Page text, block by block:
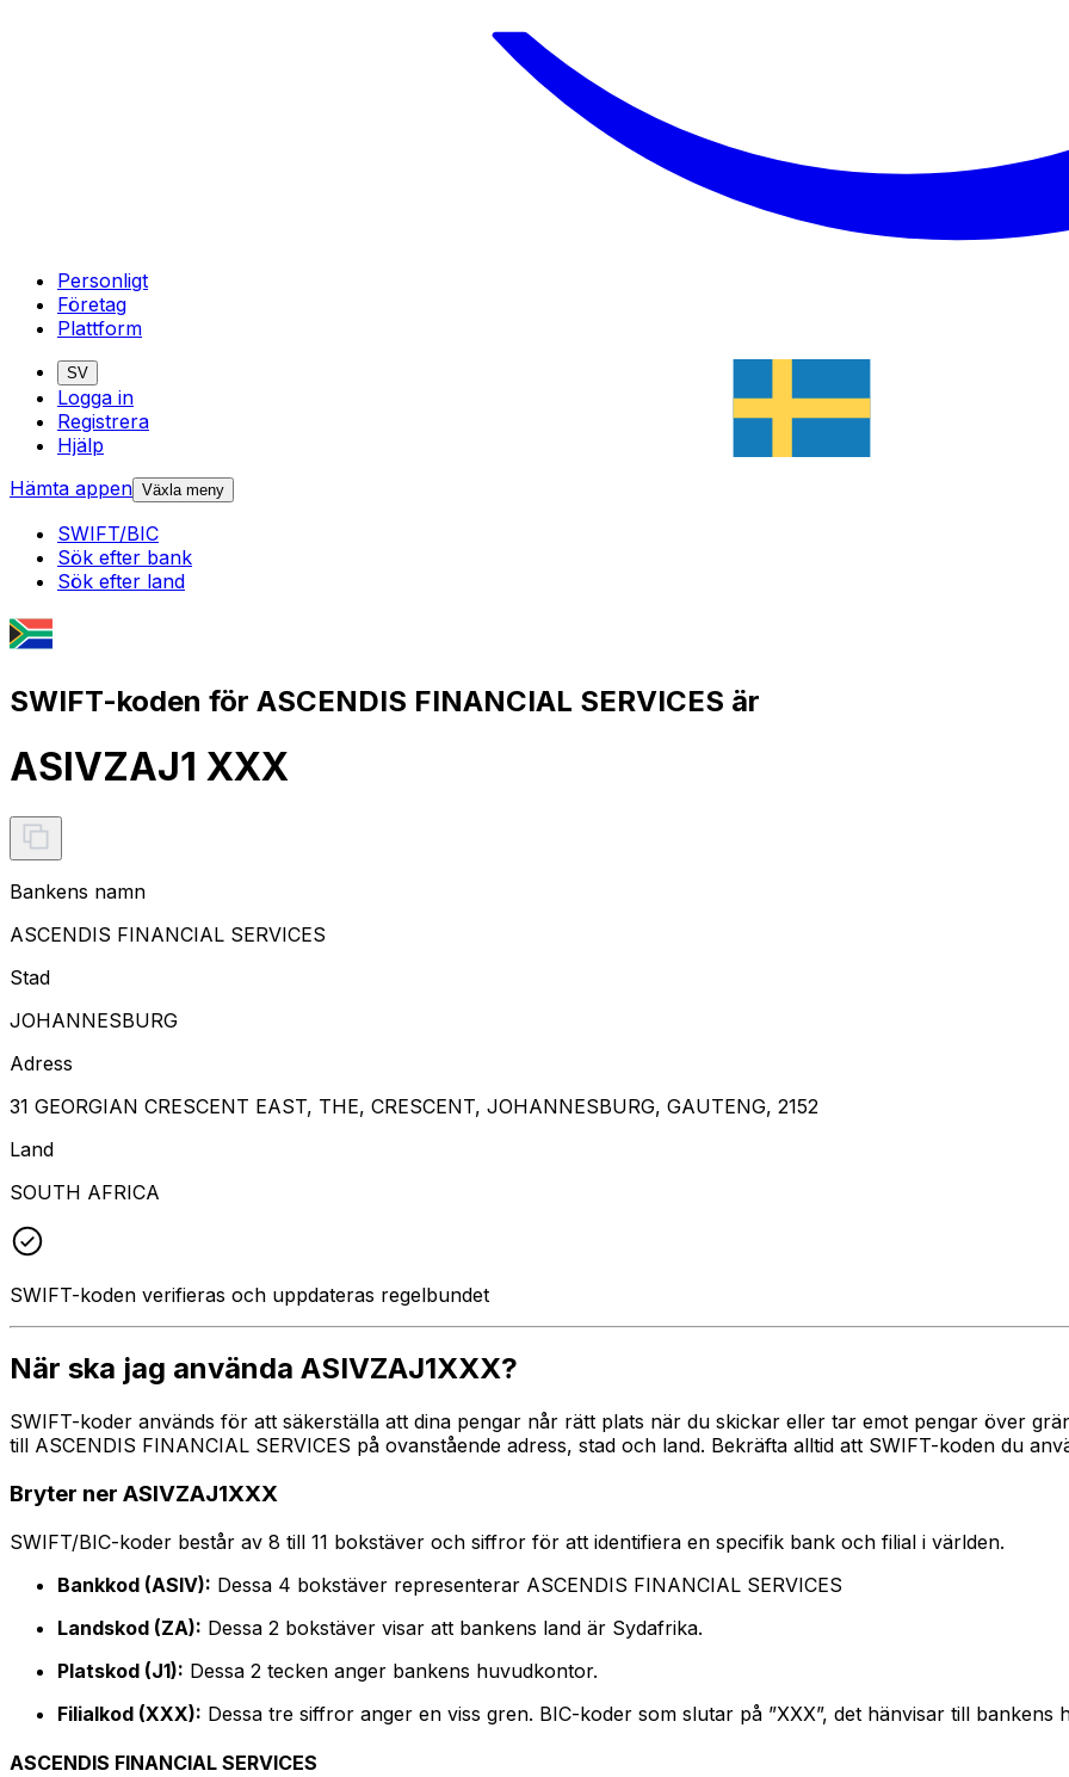
Personligt
Företag
Plattform
SV
Logga in
Registrera
Hjälp
Hämta appen Växla meny
SWIFT/BIC
Sök efter bank
Sök efter land
SWIFT-koden för ASCENDIS FINANCIAL SERVICES är
ASIVZAJ1 XXX
Bankens namn
ASCENDIS FINANCIAL SERVICES
Stad
JOHANNESBURG
Adress
31 GEORGIAN CRESCENT EAST, THE, CRESCENT, JOHANNESBURG, GAUTENG, 2152
Land
SOUTH AFRICA
SWIFT-koden verifieras och uppdateras regelbundet
När ska jag använda ASIVZAJ1XXX?
SWIFT-koder används för att säkerställa att dina pengar når rätt plats när du skickar eller tar emot pengar över
till ASCENDIS FINANCIAL SERVICES på ovanstående adress, stad och land. Bekräfta alltid att SWIFT-koden du
Bryter ner ASIVZAJ1XXX
SWIFT/BIC-koder består av 8 till 11 bokstäver och siffror för att identifiera en specifik bank och filial i världen.
Bankkod (ASIV): Dessa 4 bokstäver representerar ASCENDIS FINANCIAL SERVICES
Landskod (ZA): Dessa 2 bokstäver visar att bankens land är Sydafrika.
Platskod (J1): Dessa 2 tecken anger bankens huvudkontor.
Filialkod (XXX): Dessa tre siffror anger en viss gren. BIC-koder som slutar på ”XXX”, det hänvisar till bankens
ASCENDIS FINANCIAL SERVICES